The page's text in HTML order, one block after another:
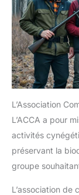
L’Association
L’ACCA a pour
activités
préservant la
groupe
L’association de